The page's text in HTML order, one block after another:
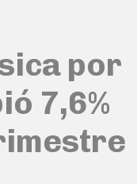
por
7,6%